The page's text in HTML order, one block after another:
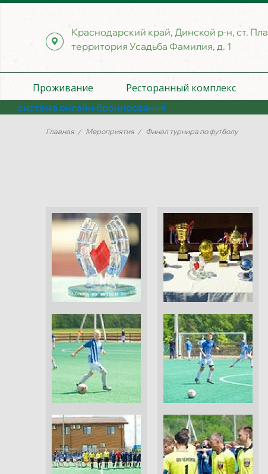
Краснодарский край, Динской р-н, ст.
территория Усадьба Фамилия, д. 1
Проживание Ресторанный комплекс
система онлайн-бронирования
Главная Мероприятия Финал турнира по футболу